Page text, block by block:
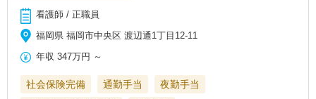
看護師 / 正職員
福岡県 福岡市中央区 渡辺通1丁目12-11
年収 347万円 ～
社会保険完備 通勤手当
夜勤手当